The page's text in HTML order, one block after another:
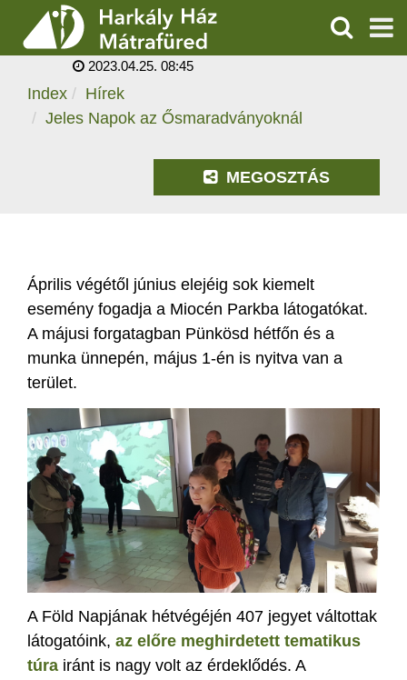
PROGRAMOK
KERESÉS
JELES NAPOK AZ
ŐSMARADVÁNYOKNÁL
2023.04.25. 08:45
Index
Hírek
Jeles Napok az Ősmaradványoknál
MEGOSZTÁS
Április végétől június elejéig sok kiemelt
esemény fogadja a Miocén Parkba látogatókat.
A májusi forgatagban Pünkösd hétfőn és a
munka ünnepén, május 1-én is nyitva van a
terület.
A Föld Napjának hétvégéjén 407 jegyet váltottak
látogatóink, az előre meghirdetett tematikus
túra iránt is nagy volt az érdeklődés. A